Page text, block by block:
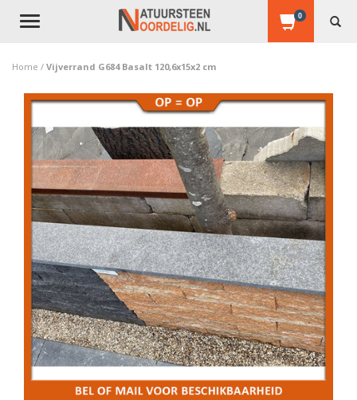
Toggle
0
Home / Vijverrand G684 Basalt 120,6x15x2 cm